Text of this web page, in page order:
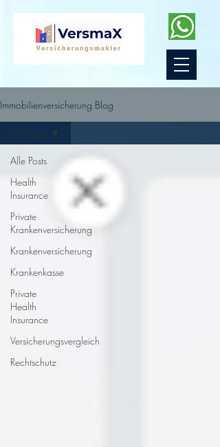
Immobilienversicherung Blog
Alle Posts
Health
Insurance
Private
Krankenversicherung
Krankenversicherung
Krankenkasse
Private
Health
Insurance
Versicherungsvergleich
Rechtschutz
Alle Posts